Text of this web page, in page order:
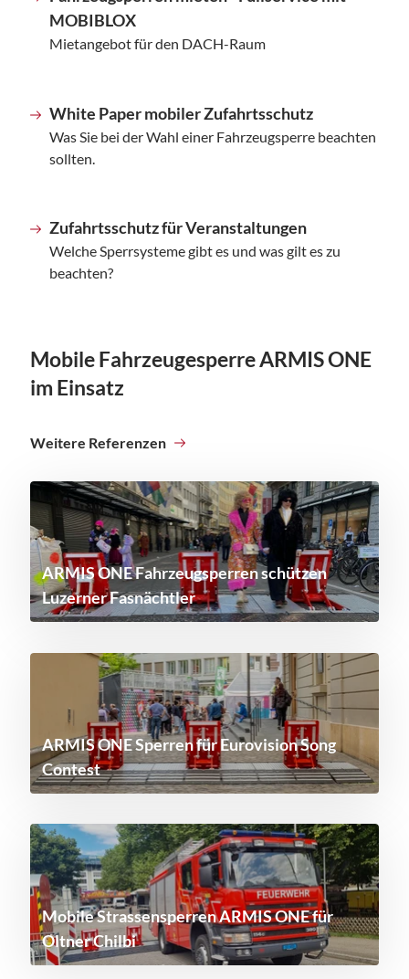
MOBIBLOX
Mietangebot für den DACH-Raum
White Paper mobiler Zufahrtsschutz
Was Sie bei der Wahl einer Fahrzeugsperre beachten
sollten.
Zufahrtsschutz für Veranstaltungen
Welche Sperrsysteme gibt es und was gilt es zu
beachten?
Mobile Fahrzeugesperre ARMIS ONE
im Einsatz
Weitere Referenzen
ARMIS ONE Fahrzeugsperren schützen
Luzerner Fasnächtler
ARMIS ONE Sperren für Eurovision Song
Contest
Mobile Strassensperren ARMIS ONE für
Oltner Chilbi